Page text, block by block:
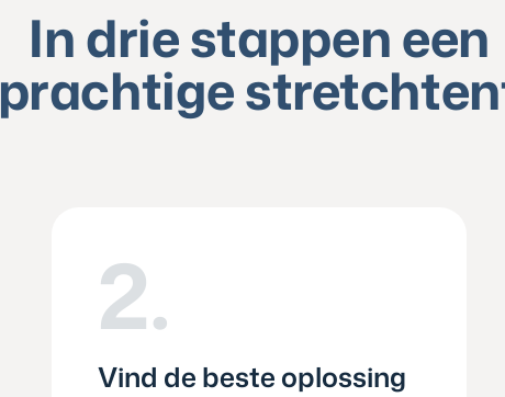
In drie stappen een
prachtige
2.
Vind de beste oplossing